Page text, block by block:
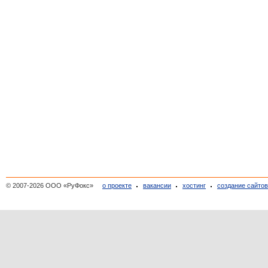
© 2007-2026 ООО «РуФокс» о проекте вакансии хостинг создание сайтов